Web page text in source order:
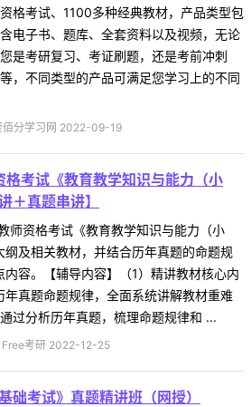
资格考试、1100多种经典教材，产品类型包
含电子书、题库、全套资料以及视频，无论
您是考研复习、考证刷题，还是考前冲刺
等，不同类型的产品可满足您学习上的不同
佰分学习网 2022-09-19
考试《教育教学知识与能力（小
＋真题串讲】
师资格考试《教育教学知识与能力（小
及相关教材，并结合历年真题的命题规
容。【辅导内容】（1）精讲教材核心内
真题命题规律，全面系统讲解教材重难
过分析历年真题，梳理命题规律和 ...
Free考研 2022-12-25
础考试》真题精讲班（网授）